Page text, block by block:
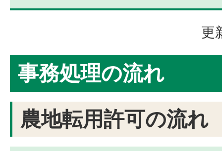
更
事務処理の流れ
農地転用許可の流れ